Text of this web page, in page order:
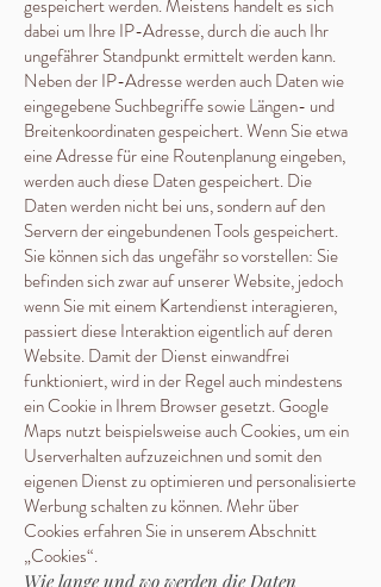
gespeichert werden. Meistens handelt es sich
dabei um Ihre IP-Adresse, durch die auch Ihr
ungefährer Standpunkt ermittelt werden kann.
Neben der IP-Adresse werden auch Daten wie
eingegebene Suchbegriffe sowie Längen- und
Breitenkoordinaten gespeichert. Wenn Sie etwa
eine Adresse für eine Routenplanung eingeben,
werden auch diese Daten gespeichert. Die
Daten werden nicht bei uns, sondern auf den
Servern der eingebundenen Tools gespeichert.
Sie können sich das ungefähr so vorstellen: Sie
befinden sich zwar auf unserer Website, jedoch
wenn Sie mit einem Kartendienst interagieren,
passiert diese Interaktion eigentlich auf deren
Website. Damit der Dienst einwandfrei
funktioniert, wird in der Regel auch mindestens
ein Cookie in Ihrem Browser gesetzt. Google
Maps nutzt beispielsweise auch Cookies, um ein
Userverhalten aufzuzeichnen und somit den
eigenen Dienst zu optimieren und personalisierte
Werbung schalten zu können. Mehr über
Cookies erfahren Sie in unserem Abschnitt
„Cookies“.
Wie lange und wo werden die Daten